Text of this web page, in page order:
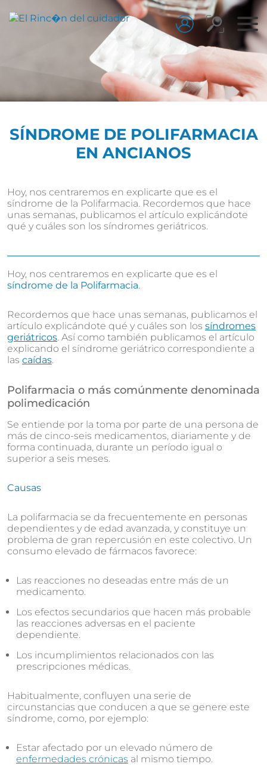
SÍNDROME DE POLIFARMACIA
EN ANCIANOS
Hoy, nos centraremos en explicarte que es el
síndrome de la Polifarmacia. Recordemos que hace
unas semanas, publicamos el artículo explicándote
qué y cuáles son los síndromes geriátricos.
Hoy, nos centraremos en explicarte que es el
síndrome de la Polifarmacia.
Recordemos que hace unas semanas, publicamos el
artículo explicándote qué y cuáles son los síndromes
geriátricos. Así como también publicamos el artículo
explicando el síndrome geriátrico correspondiente a
las caídas.
Polifarmacia o más comúnmente denominada
polimedicación
Se entiende por la toma por parte de una persona de
más de cinco-seis medicamentos, diariamente y de
forma continuada, durante un período igual o
superior a seis meses.
Causas
La polifarmacia se da frecuentemente en personas
dependientes y de edad avanzada, y constituye un
problema de gran repercusión en este colectivo. Un
consumo elevado de fármacos favorece:
Las reacciones no deseadas entre más de un
medicamento.
Los efectos secundarios que hacen más probable
las reacciones adversas en el paciente
dependiente.
Los incumplimientos relacionados con las
prescripciones médicas.
Habitualmente, confluyen una serie de
circunstancias que conducen a que se genere este
síndrome, como, por ejemplo:
Estar afectado por un elevado número de
enfermedades crónicas al mismo tiempo.